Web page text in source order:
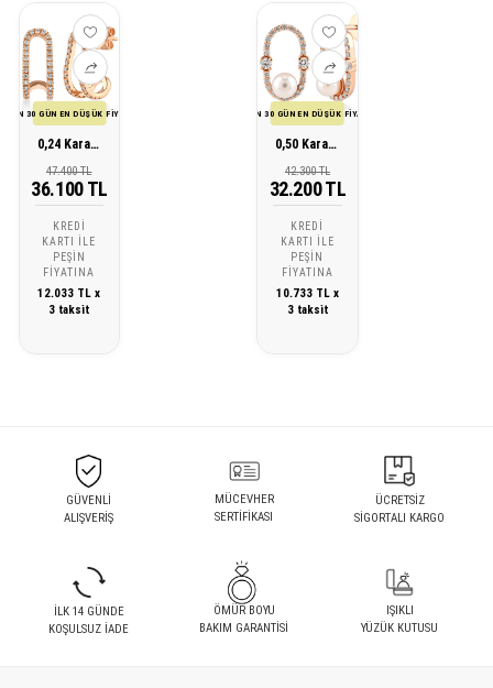
SON 30 GÜN EN DÜŞÜK FİYATI
0,24 Karat Tasarım Pırlanta Küpe
47.400 TL
36.100 TL
KREDI
KARTI ILE
PEŞIN
FIYATINA
12.033 TL x
3 taksit
SON 30 GÜN EN DÜŞÜK FİYATI
0,50 Karat İnci Pırlanta Küpe
42.300 TL
32.200 TL
KREDI
KARTI ILE
PEŞIN
FIYATINA
10.733 TL x
3 taksit
GÜVENLİ
ALIŞVERİŞ
MÜCEVHER
SERTİFİKASI
ÜCRETSİZ
SİGORTALI KARGO
İLK 14 GÜNDE
KOŞULSUZ İADE
ÖMÜR BOYU
BAKIM GARANTİSİ
IŞIKLI
YÜZÜK KUTUSU